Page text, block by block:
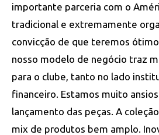
importante parceria com o
tradicional e extremamente
convicção de que teremos
nosso modelo de negócio traz
para o clube, tanto no lado
financeiro. Estamos muito
lançamento das peças. A
mix de produtos bem amplo.